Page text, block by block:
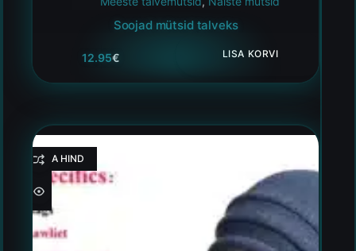
Soojad mütsid talveks
12.95€ LISA KORVI
HEA HIND